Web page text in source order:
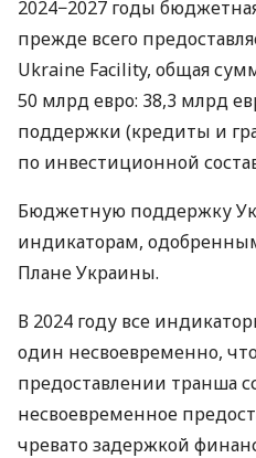
2024−2027 годы
прежде всего
Ukraine Facility, общая
50 млрд евро: 38,3 млрд
поддержки (кредиты и
по инвестиционной
Бюджетную поддержку
индикаторам,
Плане Украины.
В 2024 году все
один несвоевременно,
предоставлении транша
несвоевременное
чревато задержкой